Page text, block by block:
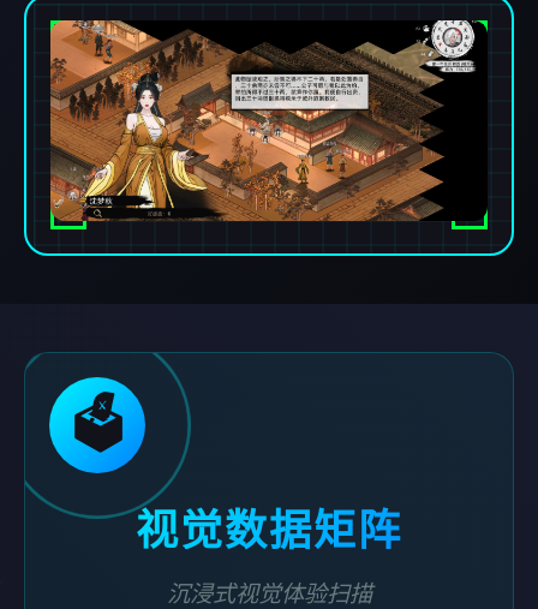
🗳️
视觉数据矩阵
沉浸式视觉体验扫描